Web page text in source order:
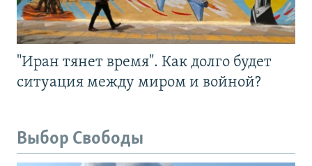
"Иран тянет время". Как долго будет
ситуация между миром и войной?
Выбор Свободы